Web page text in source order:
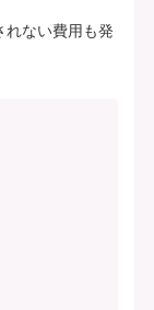
れない費用も発